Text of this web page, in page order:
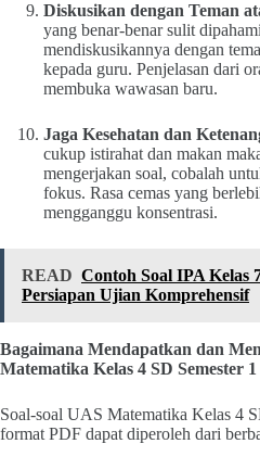
Diskusikan dengan Teman
yang benar-benar sulit
mendiskusikannya dengan
kepada guru. Penjelasan dari
membuka wawasan baru.
Jaga Kesehatan dan
cukup istirahat dan makan
mengerjakan soal, cobalah
fokus. Rasa cemas yang
mengganggu konsentrasi.
READ Contoh Soal IPA Kelas
Persiapan Ujian Komprehensif
Bagaimana Mendapatkan dan
Matematika Kelas 4 SD Semester
Soal-soal UAS Matematika Kelas 4
format PDF dapat diperoleh dari